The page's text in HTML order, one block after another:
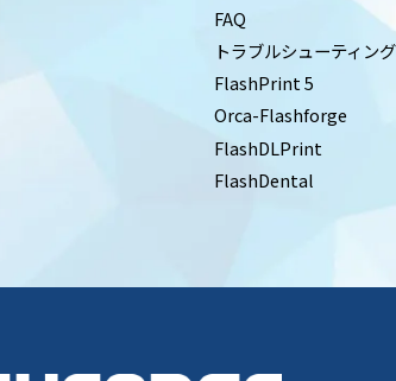
FAQ
トラブルシューティング
FlashPrint 5
Orca-Flashforge
FlashDLPrint
FlashDental